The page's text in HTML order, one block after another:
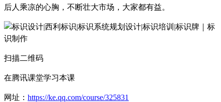
后人乘凉的心胸，不断壮大市场，大家都有益。
扫描二维码
在腾讯课堂学习本课
网址： https://ke.qq.com/course/325831